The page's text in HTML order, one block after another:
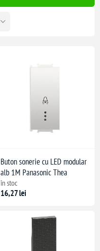
Buton sonerie cu LED modular
alb 1M Panasonic Thea
în stoc
16,27 lei